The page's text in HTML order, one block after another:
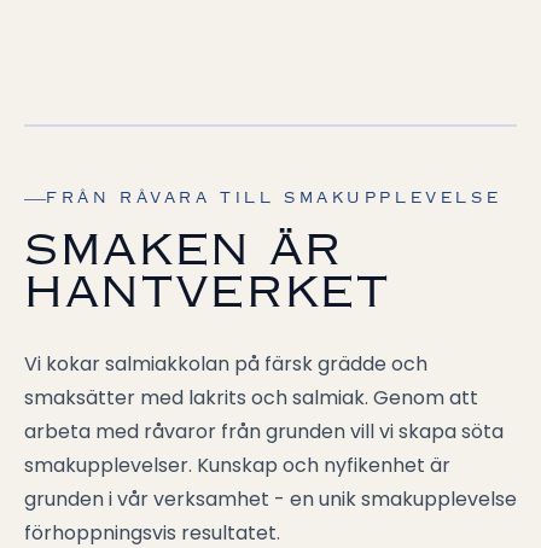
FRÅN RÅVARA TILL SMAKUPPLEVELSE
SMAKEN ÄR
HANTVERKET
Vi kokar salmiakkolan på färsk grädde och
smaksätter med lakrits och salmiak. Genom att
arbeta med råvaror från grunden vill vi skapa söta
smakupplevelser. Kunskap och nyfikenhet är
grunden i vår verksamhet - en unik smakupplevelse
förhoppningsvis resultatet.